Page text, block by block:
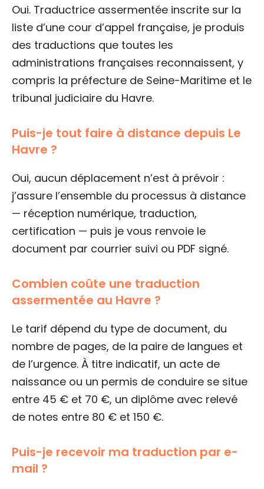
Oui. Traductrice assermentée inscrite sur la
liste d’une cour d’appel française, je produis
des traductions que toutes les
administrations françaises reconnaissent, y
compris la préfecture de Seine-Maritime et le
tribunal judiciaire du Havre.
Puis-je tout faire à distance depuis Le
Havre ?
Oui, aucun déplacement n’est à prévoir :
j’assure l’ensemble du processus à distance
— réception numérique, traduction,
certification — puis je vous renvoie le
document par courrier suivi ou PDF signé.
Combien coûte une traduction
assermentée au Havre ?
Le tarif dépend du type de document, du
nombre de pages, de la paire de langues et
de l’urgence. À titre indicatif, un acte de
naissance ou un permis de conduire se situe
entre 45 € et 70 €, un diplôme avec relevé
de notes entre 80 € et 150 €.
Puis-je recevoir ma traduction par e-
mail ?